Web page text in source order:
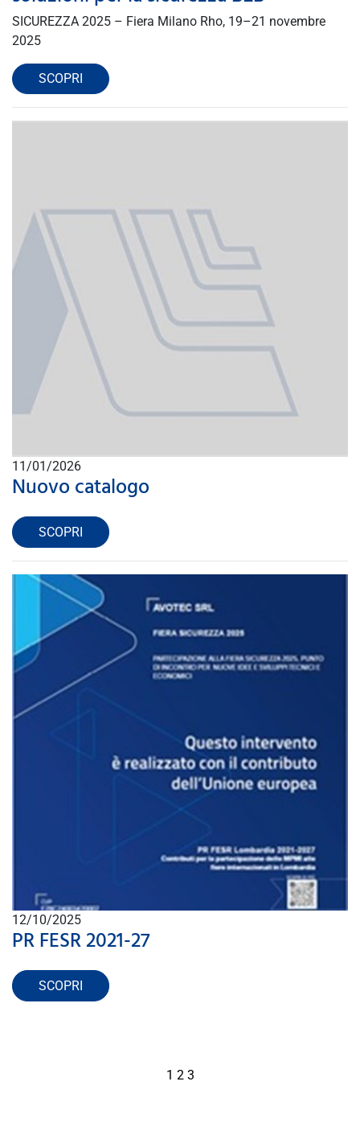
SICUREZZA 2025 – Fiera Milano Rho, 19–21 novembre
2025
SCOPRI
11/01/2026
Nuovo catalogo
SCOPRI
12/10/2025
PR FESR 2021-27
SCOPRI
1 2 3